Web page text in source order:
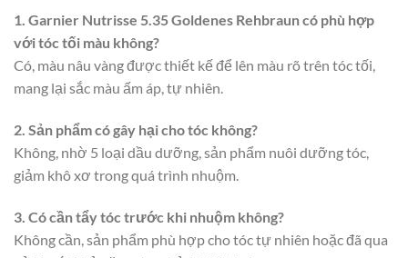
1. Garnier Nutrisse 5.35 Goldenes Rehbraun có phù hợp
với tóc tối màu không?
Có, màu nâu vàng được thiết kế để lên màu rõ trên tóc tối,
mang lại sắc màu ấm áp, tự nhiên.
2. Sản phẩm có gây hại cho tóc không?
Không, nhờ 5 loại dầu dưỡng, sản phẩm nuôi dưỡng tóc,
giảm khô xơ trong quá trình nhuộm.
3. Có cần tẩy tóc trước khi nhuộm không?
Không cần, sản phẩm phù hợp cho tóc tự nhiên hoặc đã qua